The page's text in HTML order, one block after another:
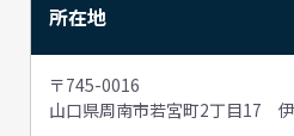
所在地
〒745-0016
山口県周南市若宮町2丁目17